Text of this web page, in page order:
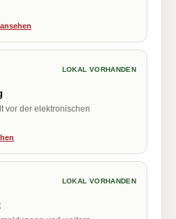
LOKAL VORHANDEN
vor der elektronischen
LOKAL VORHANDEN